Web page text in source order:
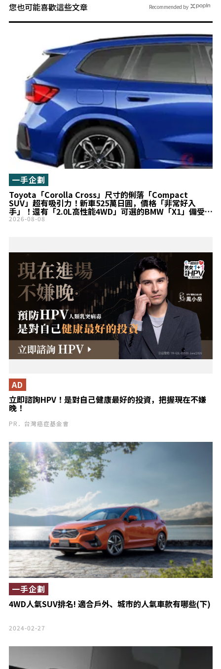
您也可能喜歡這些文章
Toyota「Corolla Cross」尺寸的俐落「Compact
SUV」超有吸引力！新車525萬日圓，價格「非常好入
手」！還有「2.0L高性能4WD」可選的BMW「X1」備受矚
目
一手企劃
2026-08-08
立即諮詢HPV！是對自己健康最好的投資，把握現在不嫌
晚！
AD
PR．台灣癌症基金會
4WD人氣SUV排名! 適合戶外、城市的人氣車款有哪些(下)
一手企劃
2024-02-27
Recommended by